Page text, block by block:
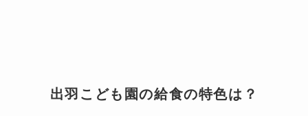
出羽こども園の給食の特色は？